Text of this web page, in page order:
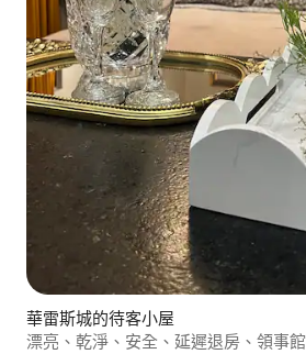
華雷斯城的待客小屋
漂亮、乾淨、安全、延遲退房、領事館